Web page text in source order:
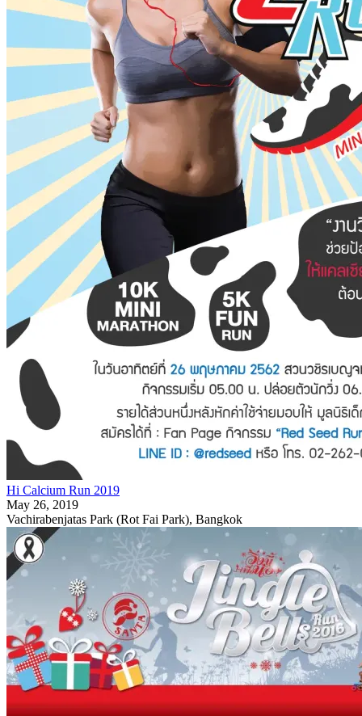
Hi Calcium Run 2019
May 26, 2019
Vachirabenjatas Park (Rot Fai Park), Bangkok